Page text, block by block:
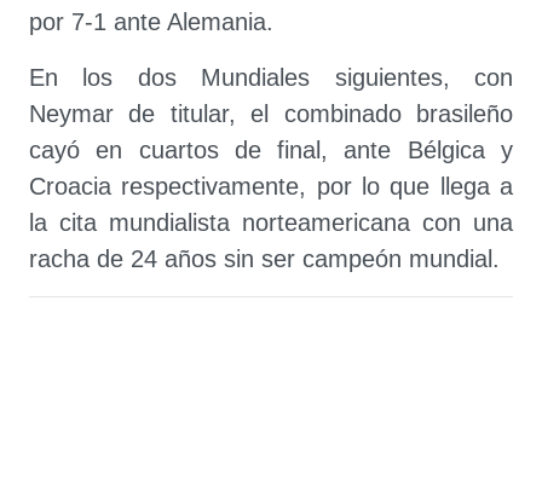
por 7-1 ante Alemania.
En los dos Mundiales siguientes, con
Neymar de titular, el combinado brasileño
cayó en cuartos de final, ante Bélgica y
Croacia respectivamente, por lo que llega a
la cita mundialista norteamericana con una
racha de 24 años sin ser campeón mundial.